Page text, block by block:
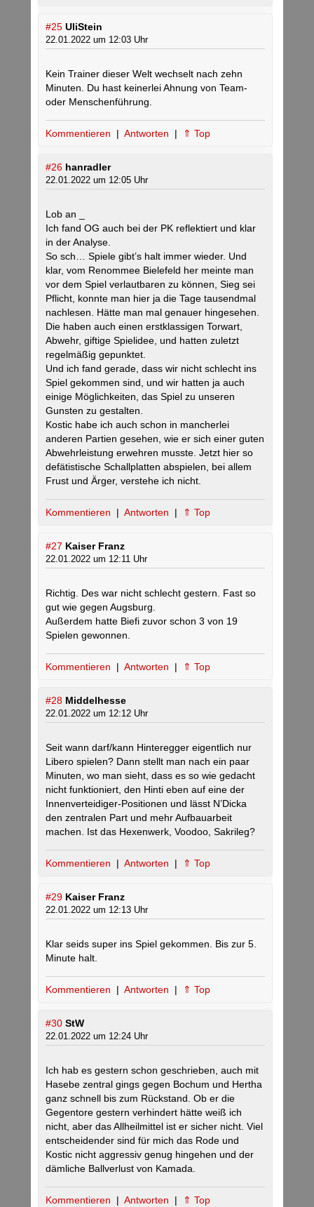
#25 UliStein
22.01.2022 um 12:03 Uhr
Kein Trainer dieser Welt wechselt nach zehn
Minuten. Du hast keinerlei Ahnung von Team-
oder Menschenführung.
Kommentieren | Antworten | ⇑ Top
#26 hanradler
22.01.2022 um 12:05 Uhr
Lob an _
Ich fand OG auch bei der PK reflektiert und klar
in der Analyse.
So sch… Spiele gibt’s halt immer wieder. Und
klar, vom Renommee Bielefeld her meinte man
vor dem Spiel verlautbaren zu können, Sieg sei
Pflicht, konnte man hier ja die Tage tausendmal
nachlesen. Hätte man mal genauer hingesehen.
Die haben auch einen erstklassigen Torwart,
Abwehr, giftige Spielidee, und hatten zuletzt
regelmäßig gepunktet.
Und ich fand gerade, dass wir nicht schlecht ins
Spiel gekommen sind, und wir hatten ja auch
einige Möglichkeiten, das Spiel zu unseren
Gunsten zu gestalten.
Kostic habe ich auch schon in mancherlei
anderen Partien gesehen, wie er sich einer guten
Abwehrleistung erwehren musste. Jetzt hier so
defätistische Schallplatten abspielen, bei allem
Frust und Ärger, verstehe ich nicht.
Kommentieren | Antworten | ⇑ Top
#27 Kaiser Franz
22.01.2022 um 12:11 Uhr
Richtig. Des war nicht schlecht gestern. Fast so
gut wie gegen Augsburg.
Außerdem hatte Biefi zuvor schon 3 von 19
Spielen gewonnen.
Kommentieren | Antworten | ⇑ Top
#28 Middelhesse
22.01.2022 um 12:12 Uhr
Seit wann darf/kann Hinteregger eigentlich nur
Libero spielen? Dann stellt man nach ein paar
Minuten, wo man sieht, dass es so wie gedacht
nicht funktioniert, den Hinti eben auf eine der
Innenverteidiger-Positionen und lässt N’Dicka
den zentralen Part und mehr Aufbauarbeit
machen. Ist das Hexenwerk, Voodoo, Sakrileg?
Kommentieren | Antworten | ⇑ Top
#29 Kaiser Franz
22.01.2022 um 12:13 Uhr
Klar seids super ins Spiel gekommen. Bis zur 5.
Minute halt.
Kommentieren | Antworten | ⇑ Top
#30 StW
22.01.2022 um 12:24 Uhr
Ich hab es gestern schon geschrieben, auch mit
Hasebe zentral gings gegen Bochum und Hertha
ganz schnell bis zum Rückstand. Ob er die
Gegentore gestern verhindert hätte weiß ich
nicht, aber das Allheilmittel ist er sicher nicht. Viel
entscheidender sind für mich das Rode und
Kostic nicht aggressiv genug hingehen und der
dämliche Ballverlust von Kamada.
Kommentieren | Antworten | ⇑ Top